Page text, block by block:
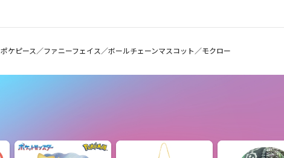
ポケピース／ファニーフェイス／ボールチェーンマスコット／モクロー